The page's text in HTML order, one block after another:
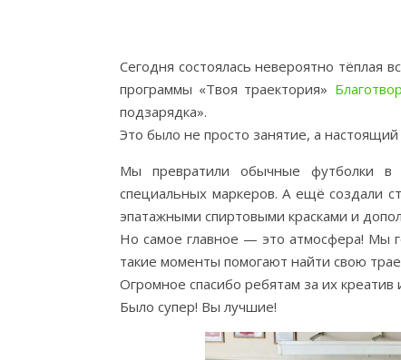
Сегодня состоялась невероятно
программы «Твоя траектория»
подзарядка».
Это было не просто занятие, а настоящий
Мы превратили обычные футболки в
специальных маркеров. А ещё создали
эпатажными спиртовыми красками и
Но самое главное — это атмосфера! Мы
такие моменты помогают найти свою
Огромное спасибо ребятам за их креатив
Было супер! Вы лучшие!